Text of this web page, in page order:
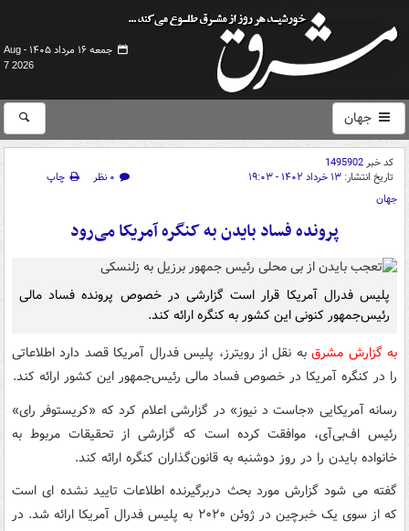
جمعه ۱۶ مرداد ۱۴۰۵ -
Aug
7 2026
جهان
کد خبر1495902
تاریخ انتشار: ۱۳ خرداد ۱۴۰۲ - ۱۹:۰۳ ۰ نظر
چاپ
جهان
پرونده فساد بایدن به کنگره آمریکا می‌رود
پلیس فدرال آمریکا قرار است گزارشی در خصوص پرونده فساد مالی
رئیس‌جمهور کنونی این کشور به کنگره ارائه کند.
به گزارش مشرقبه نقل از رویترز، پلیس فدرال آمریکا قصد دارد اطلاعاتی
را در کنگره آمریکا در خصوص فساد مالی رئیس‌جمهور این کشور ارائه کند.
رسانه آمریکایی «جاست د نیوز» در گزارشی اعلام کرد که «کریستوفر رای»
رئیس اف‌بی‌آی، موافقت کرده است که گزارشی از تحقیقات مربوط به
خانواده بایدن را در روز دوشنبه به قانون‌گذاران کنگره ارائه کند.
گفته می شود گزارش مورد بحث دربرگیرنده اطلاعات تایید نشده ای است
که از سوی یک خبرچین در ژوئن ۲۰۲۰ به پلیس فدرال آمریکا ارائه شد. در